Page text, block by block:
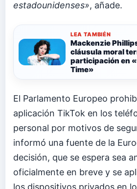
estadounidenses», añade.
LEA TAMBIÉN
Mackenzie
cláusula moral
participación en
Time»
El Parlamento Europeo
aplicación TikTok en los
personal por motivos de
informó una fuente de la
decisión, que se espera sea
oficialmente en breve y se